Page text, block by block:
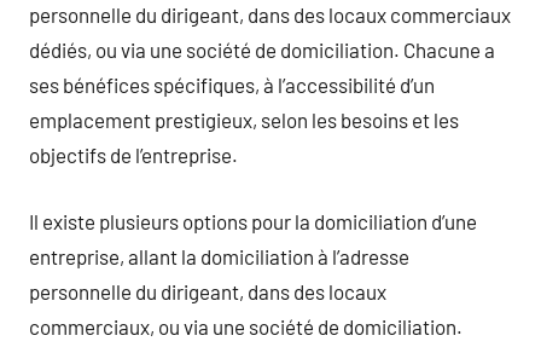
personnelle du dirigeant, dans des locaux commerciaux
dédiés, ou via une société de domiciliation. Chacune a
ses bénéfices spécifiques, à l’accessibilité d’un
emplacement prestigieux, selon les besoins et les
objectifs de l’entreprise.
Il existe plusieurs options pour la domiciliation d’une
entreprise, allant la domiciliation à l’adresse
personnelle du dirigeant, dans des locaux
commerciaux, ou via une société de domiciliation.